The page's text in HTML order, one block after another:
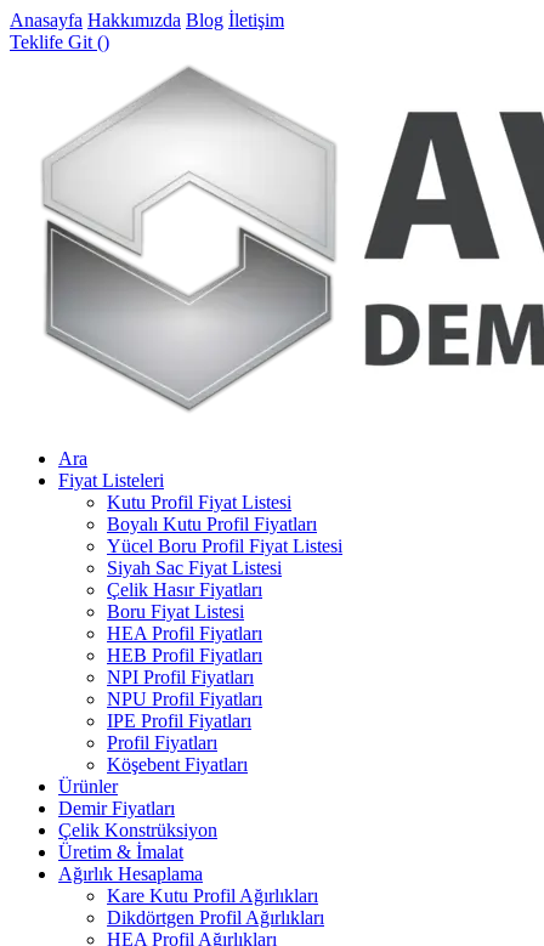
Anasayfa Hakkımızda Blog İletişim
Teklife Git ()
Ara
Fiyat Listeleri
Kutu Profil Fiyat Listesi
Boyalı Kutu Profil Fiyatları
Yücel Boru Profil Fiyat Listesi
Siyah Sac Fiyat Listesi
Çelik Hasır Fiyatları
Boru Fiyat Listesi
HEA Profil Fiyatları
HEB Profil Fiyatları
NPI Profil Fiyatları
NPU Profil Fiyatları
IPE Profil Fiyatları
Profil Fiyatları
Köşebent Fiyatları
Ürünler
Demir Fiyatları
Çelik Konstrüksiyon
Üretim & İmalat
Ağırlık Hesaplama
Kare Kutu Profil Ağırlıkları
Dikdörtgen Profil Ağırlıkları
HEA Profil Ağırlıkları